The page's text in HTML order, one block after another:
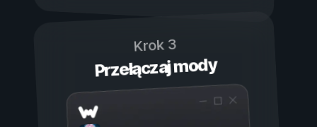
Krok 3
Przełączaj mody